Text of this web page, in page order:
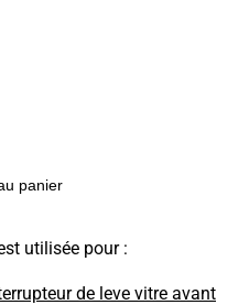
panier
utilisée pour :
de leve vitre avant